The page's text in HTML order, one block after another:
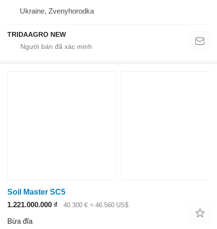
Ukraine, Zvenyhorodka
TRIDAAGRO NEW
Soil Master SC5
1.221.000.000 ₫
40.300 € ≈ 46.560 US$
Bừa đĩa